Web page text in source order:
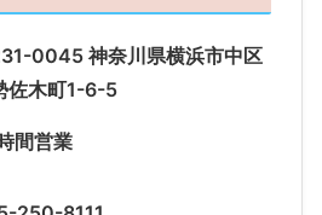
0045 神奈川県横浜市中区
佐木町1-6-5
間営業